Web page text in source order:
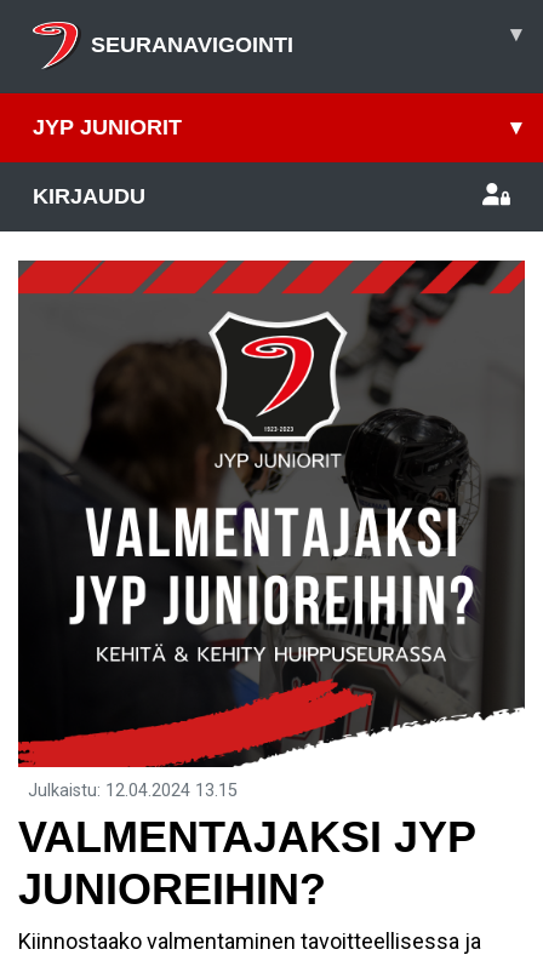
SEURANAVIGOINTI ▾
JYP JUNIORIT ▾
KIRJAUDU
Julkaistu: 12.04.2024 13.15
VALMENTAJAKSI JYP
JUNIOREIHIN?
Kiinnostaako valmentaminen tavoitteellisessa ja